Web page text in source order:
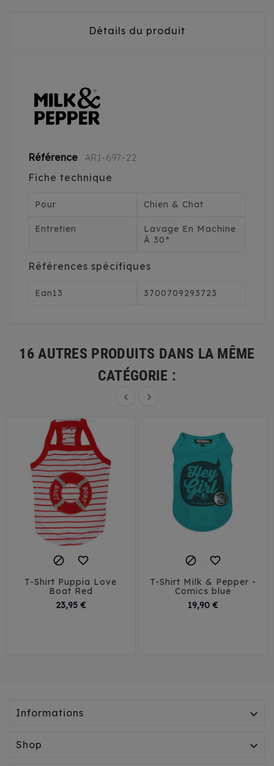
Détails du produit
Référence AR1-697-22
Fiche technique
Pour Chien & Chat
Entretien
Lavage En Machine
À 30°
Références spécifiques
Ean13 3700709293723
16 AUTRES PRODUITS DANS LA MÊME
CATÉGORIE :
 
 
T-Shirt Puppia Love
Boat Red
23,95 €Prix
 
T-Shirt Milk & Pepper -
Comics blue
19,90 €
Informations 
Shop 